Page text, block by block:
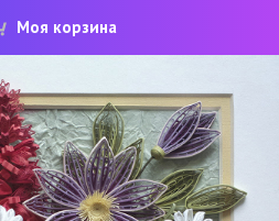
Моя корзина